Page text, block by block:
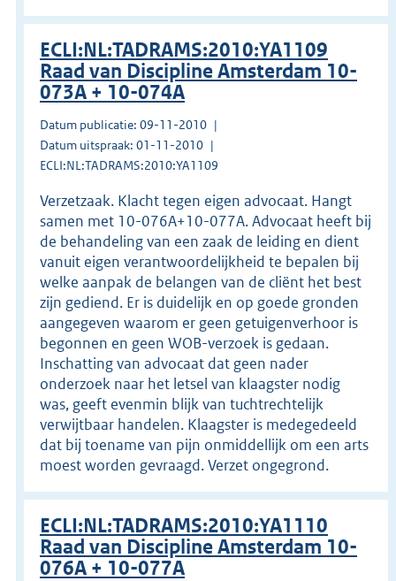
ECLI:NL:TADRAMS:2010:YA1109
Raad van Discipline Amsterdam 10-
073A + 10-074A
Datum publicatie: 09-11-2010
Datum uitspraak: 01-11-2010
ECLI:NL:TADRAMS:2010:YA1109
Verzetzaak. Klacht tegen eigen advocaat. Hangt
samen met 10-076A+10-077A. Advocaat heeft bij
de behandeling van een zaak de leiding en dient
vanuit eigen verantwoordelijkheid te bepalen bij
welke aanpak de belangen van de cliënt het best
zijn gediend. Er is duidelijk en op goede gronden
aangegeven waarom er geen getuigenverhoor is
begonnen en geen WOB-verzoek is gedaan.
Inschatting van advocaat dat geen nader
onderzoek naar het letsel van klaagster nodig
was, geeft evenmin blijk van tuchtrechtelijk
verwijtbaar handelen. Klaagster is medegedeeld
dat bij toename van pijn onmiddellijk om een arts
moest worden gevraagd. Verzet ongegrond.
ECLI:NL:TADRAMS:2010:YA1110
Raad van Discipline Amsterdam 10-
076A + 10-077A